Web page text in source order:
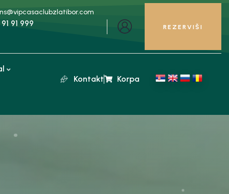
91 999 REZERVIŠI
Kontakt
Korpa